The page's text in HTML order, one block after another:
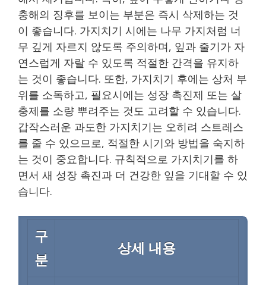
충해의 징후를 보이는 부분은 즉시 삭제하는 것
이 좋습니다. 가지치기 시에는 나무 가지처럼 너
무 깊게 자르지 않도록 주의하며, 잎과 줄기가 자
연스럽게 자랄 수 있도록 적절한 간격을 유지하
는 것이 좋습니다. 또한, 가지치기 후에는 상처 부
위를 소독하고, 필요시에는 성장 촉진제 또는 살
충제를 소량 뿌려주는 것도 고려할 수 있습니다.
갑작스러운 과도한 가지치기는 오히려 스트레스
를 줄 수 있으므로, 적절한 시기와 방법을 숙지하
는 것이 중요합니다. 규칙적으로 가지치기를 하
면서 새 성장 촉진과 더 건강한 잎을 기대할 수 있
습니다.
구
분
상세 내용